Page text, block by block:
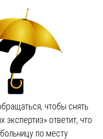
чтобы снять
ответит, что
по месту